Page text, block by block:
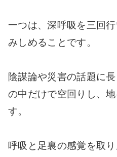
一つは、深呼吸を三回
みしめることです。
陰謀論や災害の話題に
の中だけで空回りし、
す。
呼吸と足裏の感覚を取